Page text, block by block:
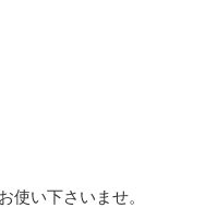
使い下さいませ。